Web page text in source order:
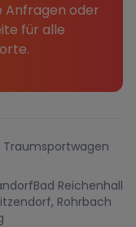
Anfragen oder
für alle
Bad Reichenhall
Rohrbach